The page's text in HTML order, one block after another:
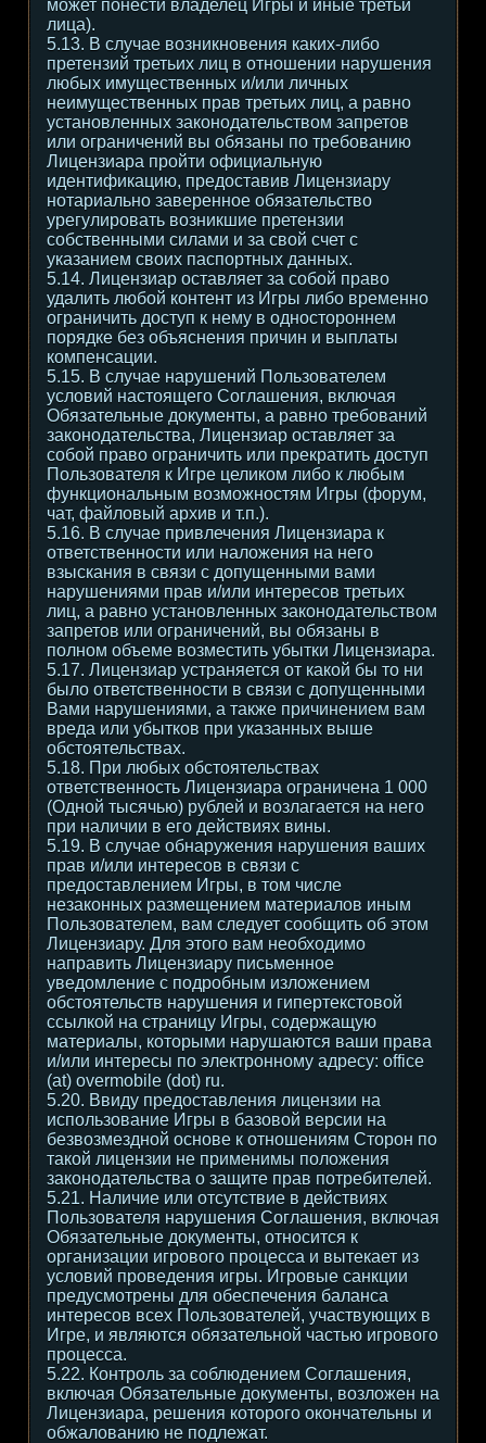
может понести владелец Игры и иные третьи
лица).
5.13. В случае возникновения каких-либо
претензий третьих лиц в отношении нарушения
любых имущественных и/или личных
неимущественных прав третьих лиц, а равно
установленных законодательством запретов
или ограничений вы обязаны по требованию
Лицензиара пройти официальную
идентификацию, предоставив Лицензиару
нотариально заверенное обязательство
урегулировать возникшие претензии
собственными силами и за свой счет с
указанием своих паспортных данных.
5.14. Лицензиар оставляет за собой право
удалить любой контент из Игры либо временно
ограничить доступ к нему в одностороннем
порядке без объяснения причин и выплаты
компенсации.
5.15. В случае нарушений Пользователем
условий настоящего Соглашения, включая
Обязательные документы, а равно требований
законодательства, Лицензиар оставляет за
собой право ограничить или прекратить доступ
Пользователя к Игре целиком либо к любым
функциональным возможностям Игры (форум,
чат, файловый архив и т.п.).
5.16. В случае привлечения Лицензиара к
ответственности или наложения на него
взыскания в связи с допущенными вами
нарушениями прав и/или интересов третьих
лиц, а равно установленных законодательством
запретов или ограничений, вы обязаны в
полном объеме возместить убытки Лицензиара.
5.17. Лицензиар устраняется от какой бы то ни
было ответственности в связи с допущенными
Вами нарушениями, а также причинением вам
вреда или убытков при указанных выше
обстоятельствах.
5.18. При любых обстоятельствах
ответственность Лицензиара ограничена 1 000
(Одной тысячью) рублей и возлагается на него
при наличии в его действиях вины.
5.19. В случае обнаружения нарушения ваших
прав и/или интересов в связи с
предоставлением Игры, в том числе
незаконных размещением материалов иным
Пользователем, вам следует сообщить об этом
Лицензиару. Для этого вам необходимо
направить Лицензиару письменное
уведомление с подробным изложением
обстоятельств нарушения и гипертекстовой
ссылкой на страницу Игры, содержащую
материалы, которыми нарушаются ваши права
и/или интересы по электронному адресу: office
(at) overmobile (dot) ru.
5.20. Ввиду предоставления лицензии на
использование Игры в базовой версии на
безвозмездной основе к отношениям Сторон по
такой лицензии не применимы положения
законодательства о защите прав потребителей.
5.21. Наличие или отсутствие в действиях
Пользователя нарушения Соглашения, включая
Обязательные документы, относится к
организации игрового процесса и вытекает из
условий проведения игры. Игровые санкции
предусмотрены для обеспечения баланса
интересов всех Пользователей, участвующих в
Игре, и являются обязательной частью игрового
процесса.
5.22. Контроль за соблюдением Соглашения,
включая Обязательные документы, возложен на
Лицензиара, решения которого окончательны и
обжалованию не подлежат.